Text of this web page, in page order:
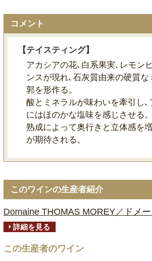
コメント
【テイスティング】
アカシアの花､白系果実､レモン
ンスが現れ､石灰質由来の硬質な
郭を形作る。
酸とミネラルが味わいを牽引し､
にはほのかな塩味を感じさせる。
熟成によって奥行きと立体感を
が期待される。
このワインの生産者紹介
Domaine THOMAS MOREY／ドメ
詳細を見る
この生産者のワイン